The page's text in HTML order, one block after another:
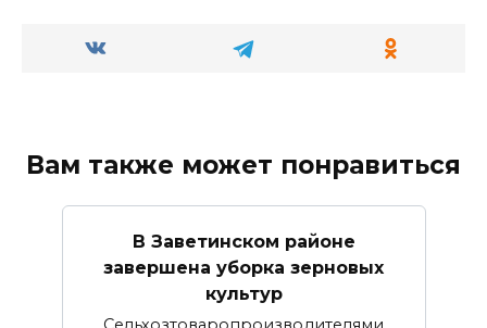
Вам также может понравиться
В Заветинском районе
завершена уборка зерновых
культур